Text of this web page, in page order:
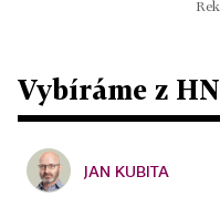
Vybíráme z HN
JAN KUBITA